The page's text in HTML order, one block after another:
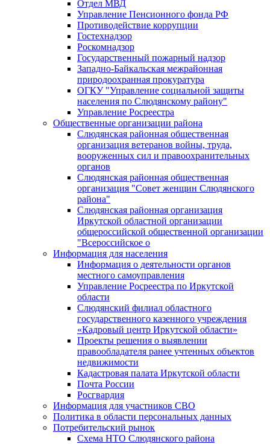
Отдел МВД
Управление Пенсионного фонда РФ
Противодействие коррупции
Гостехнадзор
Роскомнадзор
Государственный пожарный надзор
Западно-Байкальская межрайонная
природоохранная прокуратура
ОГКУ "Управление социальной защиты
населения по Слюдянскому району"
Управление Росреестра
Общественные организации района
Слюдянская районная общественная
организация ветеранов войны, труда,
вооруженных сил и правоохранительных
органов
Слюдянская районная общественная
организация "Совет женщин Слюдянского
района"
Слюдянская районная организация
Иркутской областной организации
общероссийской общественной организации
"Всероссийское о
Информация для населения
Информация о деятельности органов
местного самоуправления
Управление Росреестра по Иркутской
области
Слюдянский филиал областного
государственного казенного учреждения
«Кадровый центр Иркутской области»
Проекты решения о выявлении
правообладателя ранее учтенных объектов
недвижимости
Кадастровая палата Иркутской области
Почта России
Росгвардия
Информация для участников СВО
Политика в области персональных данных
Потребительский рынок
Схема НТО Слюдянского района